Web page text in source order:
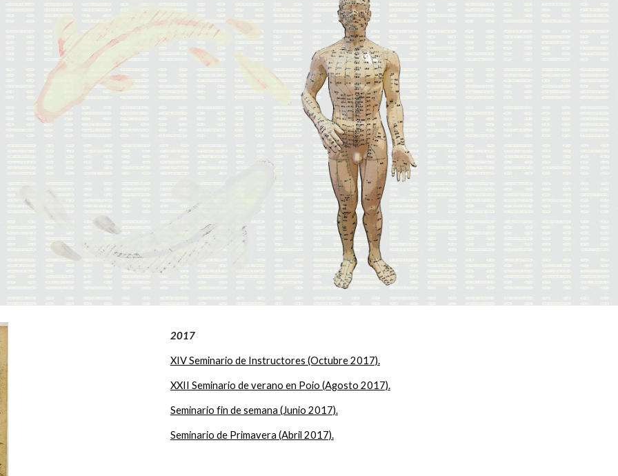
2017
XIV Seminario de Instructores (Octubre 2017).
XXII Seminario de verano en Poio (Agosto 2017).
Seminario fin de semana (Junio 2017).
Seminario de Primavera (Abril 2017).